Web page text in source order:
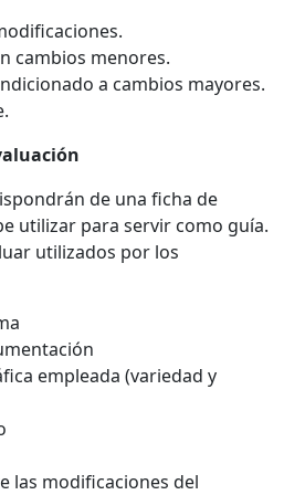
cambios menores.
a cambios mayores.
de una ficha de
utilizar para servir como guía.
utilizados por los
empleada (variedad y
las modificaciones del